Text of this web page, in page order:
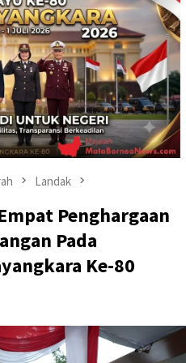
Landak
Penghargaan
Pada
Ke-80